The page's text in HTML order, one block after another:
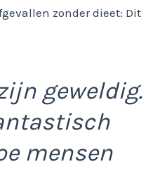
geweldig.
mensen